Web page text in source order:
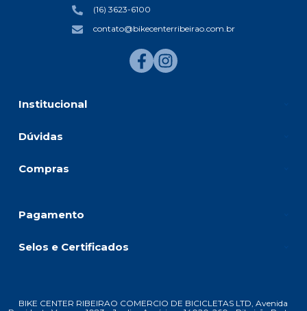
Institucional
Dúvidas
Compras
(16) 3623-6100
contato@bikecenterribeirao.com.br
Pagamento
Selos e Certificados
BIKE CENTER RIBEIRAO COMERCIO DE BICICLETAS LTD, Avenida